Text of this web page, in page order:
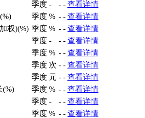
季度 - - - 查看详情
季度 % - - 查看详情
权)(%) 季度 % - - 查看详情
季度 - - - 查看详情
季度 % - - 查看详情
季度 次 - - 查看详情
季度 元 - - 查看详情
(%)
季度 % - - 查看详情
季度 - - - 查看详情
季度 % - - 查看详情